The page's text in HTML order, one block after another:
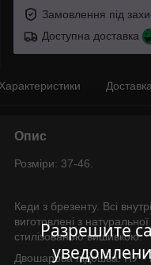
Разрешите
Замовлення під
Доступна доставка
Доставка
Опис
Розміри: 37-46.
Кеди з брезенту. Всі
виготовлені з
стилізованою вишивкою.
Двошарова підошва: ПУ -